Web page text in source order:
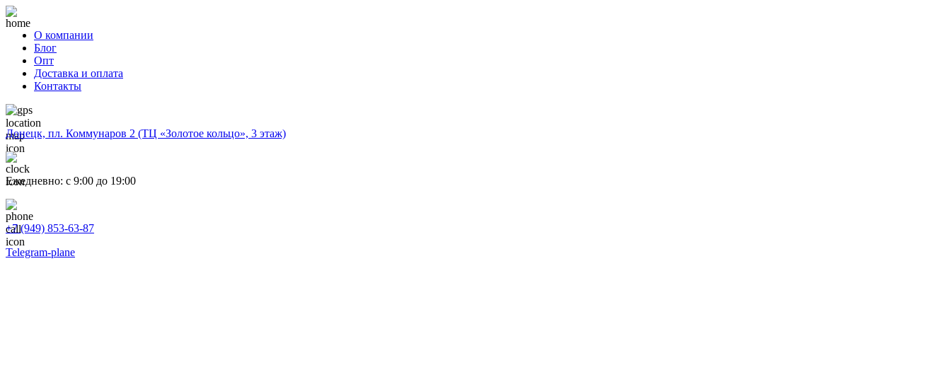
О компании
Блог
Опт
Доставка и оплата
Контакты
Донецк, пл. Коммунаров 2 (ТЦ «Золотое кольцо», 3 этаж)
Ежедневно: с 9:00 до 19:00
+7 (949) 853-63-87
Telegram-plane